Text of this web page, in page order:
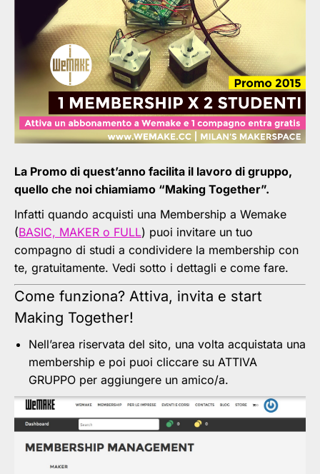
La Promo di quest’anno facilita il lavoro di gruppo,
quello che noi chiamiamo “Making Together”.
Infatti quando acquisti una Membership a Wemake
(BASIC, MAKER o FULL) puoi invitare un tuo
compagno di studi a condividere la membership con
te, gratuitamente. Vedi sotto i dettagli e come fare.
Come funziona? Attiva, invita e start
Making Together!
Nell’area riservata del sito, una volta acquistata una
membership e poi puoi cliccare su ATTIVA
GRUPPO per aggiungere un amico/a.